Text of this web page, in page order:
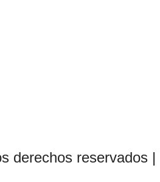
derechos reservados |